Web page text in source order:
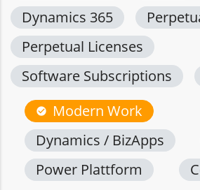
check_circle Modern Work
Dynamics / BizApps
Power Plattform
Dynamics 365
Perpetual Licenses
Software Subscriptions